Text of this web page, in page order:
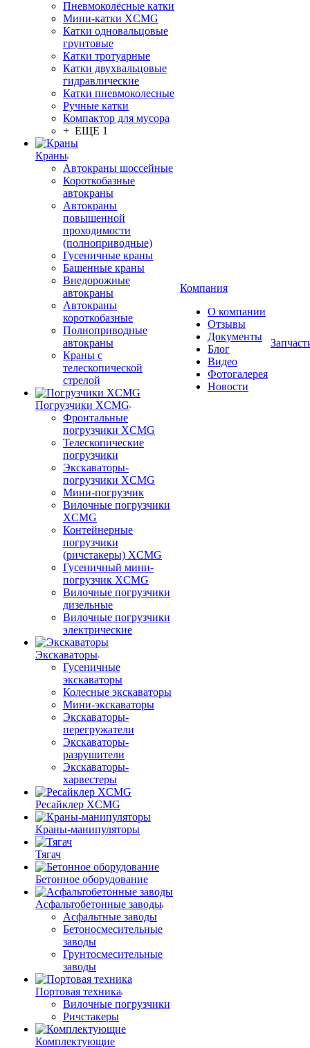
Пневмоколёсные катки
Мини-катки XCMG
Катки одновальцовые
грунтовые
Катки тротуарные
Катки двухвальцовые
гидравлические
Катки пневмоколесные
Ручные катки
Компактор для мусора
+ ЕЩЕ 1
Краны
Автокраны шоссейные
Короткобазные
автокраны
Автокраны
повышенной
проходимости
(полноприводные)
Гусеничные краны
Башенные краны
Внедорожные
автокраны
Автокраны
короткобазные
Полноприводные
автокраны
Краны с
телескопической
стрелой
Погрузчики XCMG
Фронтальные
погрузчики XCMG
Телескопические
погрузчики
Экскаваторы-
погрузчики XCMG
Мини-погрузчик
Вилочные погрузчики
XCMG
Контейнерные
погрузчики
(ричстакеры) XCMG
Гусеничный мини-
погрузчик XCMG
Вилочные погрузчики
дизельные
Вилочные погрузчики
электрические
Экскаваторы
Гусеничные
экскаваторы
Колесные экскаваторы
Мини-экскаваторы
Экскаваторы-
перегружатели
Экскаваторы-
разрушители
Экскаваторы-
харвестеры
Ресайклер XCMG
Краны-манипуляторы
Тягач
Бетонное оборудование
Асфальтобетонные заводы
Асфальтные заводы
Бетоносмесительные
заводы
Грунтосмесительные
заводы
Портовая техника
Вилочные погрузчики
Ричстакеры
Комплектующие
Компания
О компании
Отзывы
Документы
Блог
Видео
Фотогалерея
Новости